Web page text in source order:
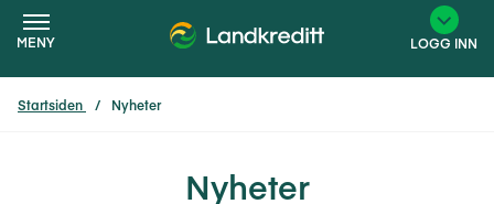
MENY LOGG INN
Startsiden Nyheter
Nyheter